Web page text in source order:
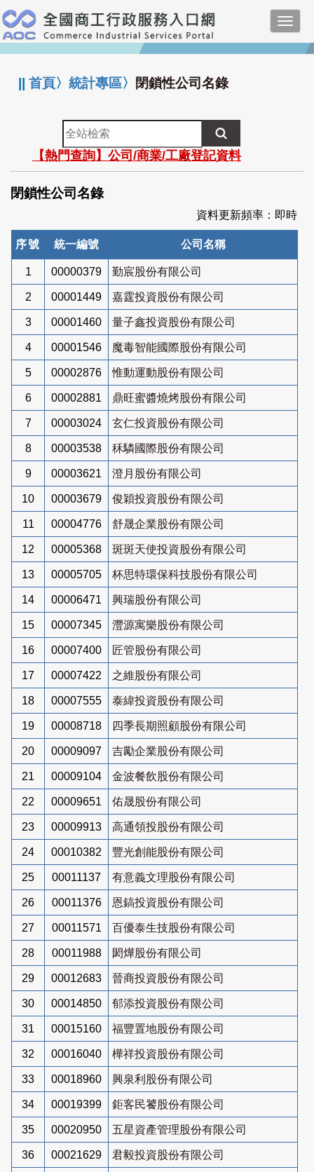
跳
到
主
要
:::
||首頁〉統計專區〉 閉鎖性公司名錄
全
站
檢
索
【熱門查詢】公司/商業/工廠登記資料
閉鎖性公司名錄
資料更新頻率：即時
序號 統一編號 公司名稱
1 00000379 勤宸股份有限公司
2 00001449 嘉霆投資股份有限公司
3 00001460 量子鑫投資股份有限公司
4 00001546 魔毒智能國際股份有限公司
5 00002876 惟動運動股份有限公司
6 00002881 鼎旺蜜醬燒烤股份有限公司
7 00003024 玄仁投資股份有限公司
8 00003538 秝驎國際股份有限公司
9 00003621 澄月股份有限公司
10 00003679 俊穎投資股份有限公司
11 00004776 舒晟企業股份有限公司
12 00005368 斑斑天使投資股份有限公司
13 00005705 杯思特環保科技股份有限公司
14 00006471 興瑞股份有限公司
15 00007345 灃源寓樂股份有限公司
16 00007400 匠管股份有限公司
17 00007422 之維股份有限公司
18 00007555 泰緯投資股份有限公司
19 00008718 四季長期照顧股份有限公司
20 00009097 吉勵企業股份有限公司
21 00009104 金波餐飲股份有限公司
22 00009651 佑晟股份有限公司
23 00009913 高通領投股份有限公司
24 00010382 豐光創能股份有限公司
25 00011137 有意義文理股份有限公司
26 00011376 恩鎬投資股份有限公司
27 00011571 百優泰生技股份有限公司
28 00011988 閎燁股份有限公司
29 00012683 晉商投資股份有限公司
30 00014850 郁添投資股份有限公司
31 00015160 福豐置地股份有限公司
32 00016040 樺祥投資股份有限公司
33 00018960 興泉利股份有限公司
34 00019399 鉅客民饕股份有限公司
35 00020950 五星資產管理股份有限公司
36 00021629 君毅投資股份有限公司